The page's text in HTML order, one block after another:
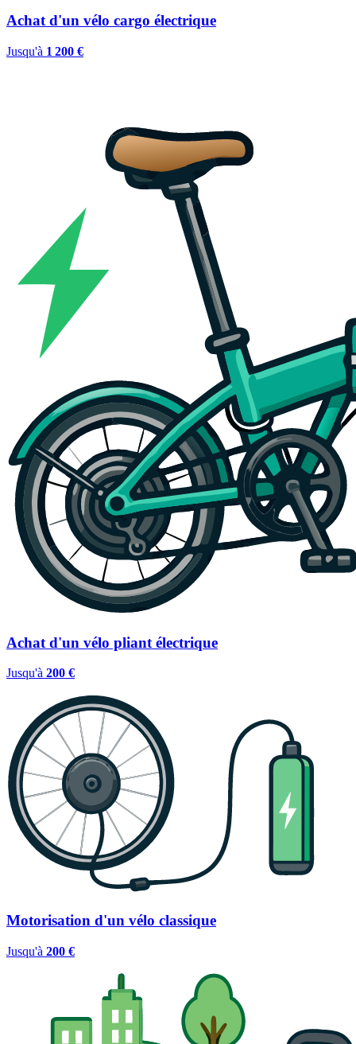
Achat d'un vélo cargo électrique
Jusqu'à 1 200 €
Achat d'un vélo pliant électrique
Jusqu'à 200 €
Motorisation d'un vélo classique
Jusqu'à 200 €